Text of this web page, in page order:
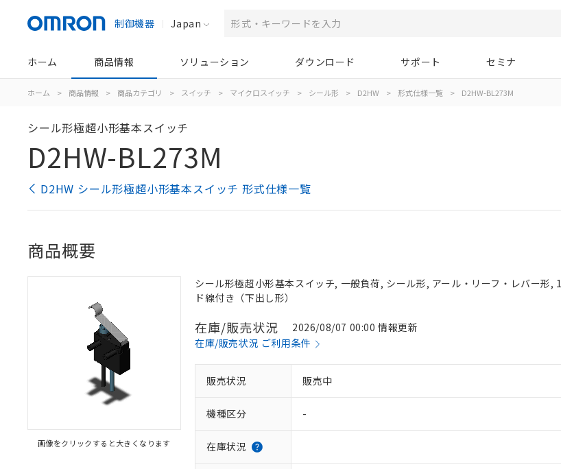
制御機器 Japan
ホーム 商品情報 ソリューション ダウンロード サポート セミナ
ホーム > 商品情報 > 商品カテゴリ > スイッチ > マイクロスイッチ > シール形 > D2HW > 形式仕様一覧 > D2HW-BL273M
シール形極超小形基本スイッチ
D2HW-BL273M
D2HW シール形極超小形基本スイッチ 形式仕様一覧
商品概要
画像をクリックすると大きくなります
シール形極超小形基本スイッチ, 一般負荷, シール形, アール・リーフ・レバー形,
ド線付き（下出し形）
在庫/販売状況
2026/08/07 00:00 情報更新
在庫/販売状況 ご利用条件
販売状況 販売中
機種区分 -
在庫状況